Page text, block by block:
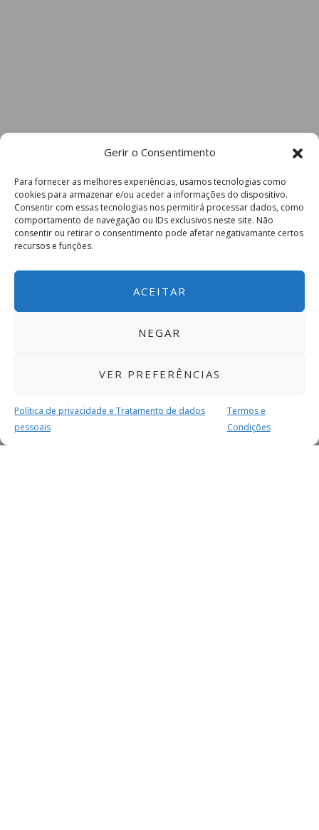
Gerir o Consentimento
Para fornecer as melhores experiências, usamos tecnologias como
cookies para armazenar e/ou aceder a informações do dispositivo.
Consentir com essas tecnologias nos permitirá processar dados, como
comportamento de navegação ou IDs exclusivos neste site. Não
consentir ou retirar o consentimento pode afetar negativamante certos
recursos e funções.
ACEITAR
NEGAR
VER PREFERÊNCIAS
Política de privacidade e Tratamento de dados
pessoais
Termos e
Condições